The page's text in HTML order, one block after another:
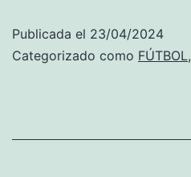
logra
Publicada el 23/04/2024
Categorizado como FÚTBOL,